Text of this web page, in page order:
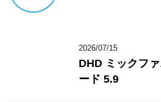
2026/07/15
DHD ミックフ
ード 5.9